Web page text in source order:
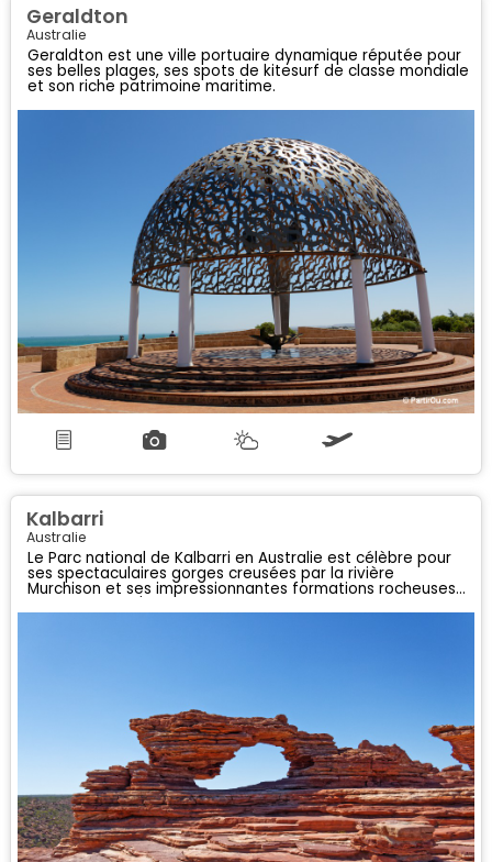
Geraldton
Australie
Geraldton est une ville portuaire dynamique réputée pour
ses belles plages, ses spots de kitesurf de classe mondiale
et son riche patrimoine maritime.
Kalbarri
Australie
Le Parc national de Kalbarri en Australie est célèbre pour
ses spectaculaires gorges creusées par la rivière
Murchison et ses impressionnantes formations rocheuses
comme Nature's Window.